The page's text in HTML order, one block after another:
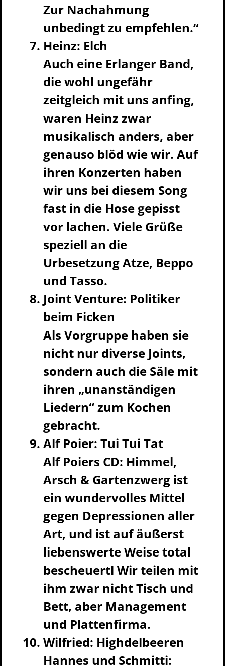
Zur Nachahmung
unbedingt zu empfehlen.“
Heinz: Elch
Auch eine Erlanger Band,
die wohl ungefähr
zeitgleich mit uns anfing,
waren Heinz zwar
musikalisch anders, aber
genauso blöd wie wir. Auf
ihren Konzerten haben
wir uns bei diesem Song
fast in die Hose gepisst
vor lachen. Viele Grüße
speziell an die
Urbesetzung Atze, Beppo
und Tasso.
Joint Venture: Politiker
beim Ficken
Als Vorgruppe haben sie
nicht nur diverse Joints,
sondern auch die Säle mit
ihren „unanständigen
Liedern“ zum Kochen
gebracht.
Alf Poier: Tui Tui Tat
Alf Poiers CD: Himmel,
Arsch & Gartenzwerg ist
ein wundervolles Mittel
gegen Depressionen aller
Art, und ist auf äußerst
liebenswerte Weise total
bescheuertl Wir teilen mit
ihm zwar nicht Tisch und
Bett, aber Management
und Plattenfirma.
Wilfried: Highdelbeeren
Hannes und Schmitti: